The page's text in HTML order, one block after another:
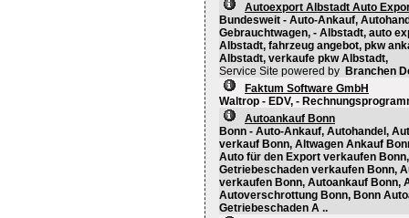
Autoexport Albstadt Auto
Bundesweit - Auto-Ankauf,
Gebrauchtwagen, - Albstadt, auto
Albstadt, fahrzeug angebot, pkw
Albstadt, verkaufe pkw Albstadt,
Service Site powered by Branchen
Faktum Software GmbH
Waltrop - EDV, -
Autoankauf Bonn
Bonn - Auto-Ankauf, Autohandel,
verkauf Bonn, Altwagen Ankauf
Auto für den Export verkaufen
Getriebeschaden verkaufen Bonn,
verkaufen Bonn, Autoankauf Bonn,
Autoverschrottung Bonn, Bonn
Getriebeschaden A ..